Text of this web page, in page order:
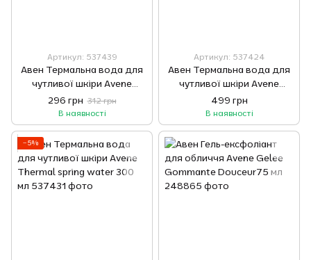
Артикул: 537439
Авен Термальна вода для
чутливої шкіри Avene
Thermal spring water 50 мл
296 грн 312 грн
В наявності
Артикул: 537424
Авен Термальна вода для
чутливої шкіри Avene
Thermal spring water 150 мл
499 грн
В наявності
−5%